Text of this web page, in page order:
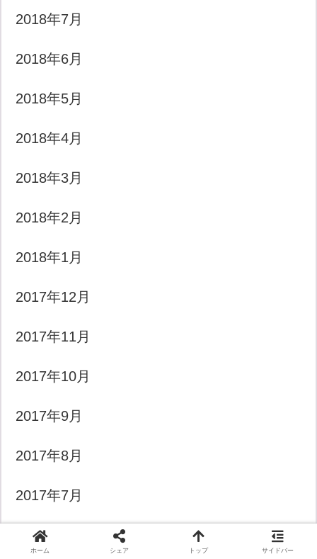
2018年7月
2018年6月
2018年5月
2018年4月
2018年3月
2018年2月
2018年1月
2017年12月
2017年11月
2017年10月
2017年9月
2017年8月
2017年7月
2017年6月
ホーム シェア トップ サイドバー